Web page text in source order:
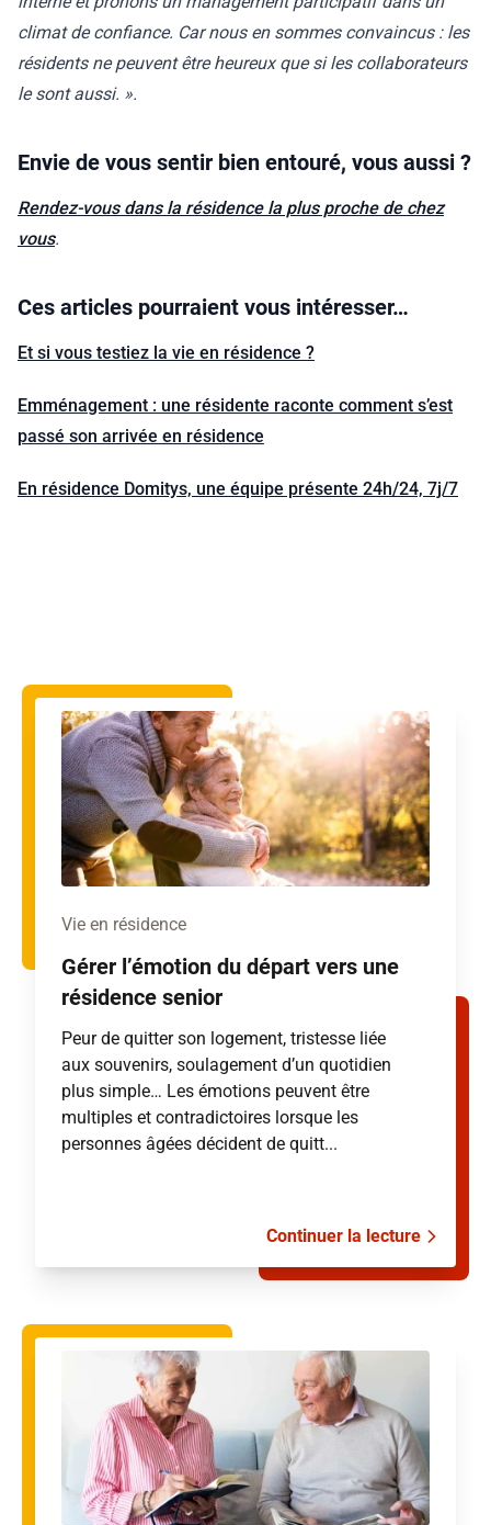
climat de confiance. Car nous en sommes convaincus : les
résidents ne peuvent être heureux que si les collaborateurs
le sont aussi. ».
Envie de vous sentir bien entouré, vous aussi ?
Rendez-vous dans la résidence la plus proche de chez
vous.
Ces articles pourraient vous intéresser…
Et si vous testiez la vie en résidence ?
Emménagement : une résidente raconte comment s’est
passé son arrivée en résidence
En résidence Domitys, une équipe présente 24h/24, 7j/7
Vie en résidence
Gérer l’émotion du départ vers une
résidence senior
Peur de quitter son logement, tristesse liée
aux souvenirs, soulagement d’un quotidien
plus simple… Les émotions peuvent être
multiples et contradictoires lorsque les
personnes âgées décident de quitt...
Continuer la lecture